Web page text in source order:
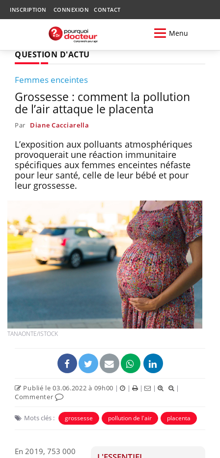
INSCRIPTION CONNEXION CONTACT
Menu
QUESTION D'ACTU
Femmes enceintes
Grossesse : comment la pollution
de l’air attaque le placenta
Par Diane Cacciarella
L’exposition aux polluants atmosphériques
provoquerait une réaction immunitaire
spécifiques aux femmes enceintes néfaste
pour leur santé, celle de leur bébé et pour
leur grossesse.
TANAONTE/ISTOCK
Publié le 03.06.2022 à 09h00 | | | |
|
Commenter
Mots clés : grossesse pollution de l'air placenta
En 2019, 753 000